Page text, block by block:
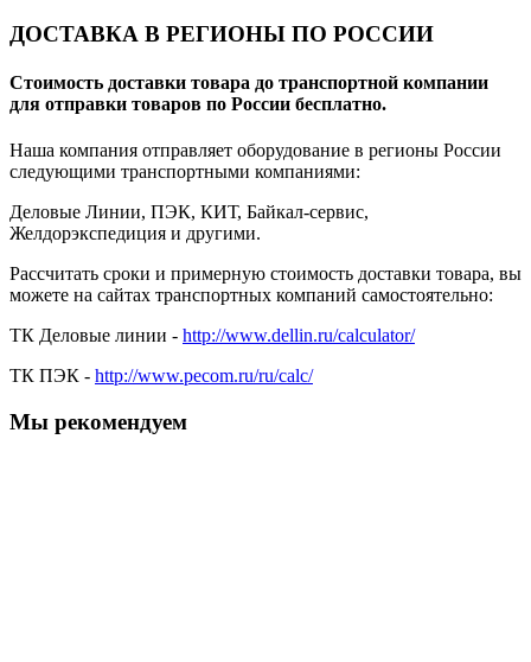
ДОСТАВКА В РЕГИОНЫ ПО РОССИИ
Стоимость доставки товара до транспортной компании
для отправки товаров по России бесплатно.
Наша компания отправляет оборудование в регионы России
следующими транспортными компаниями:
Деловые Линии, ПЭК, КИТ, Байкал-сервис,
Желдорэкспедиция и другими.
Рассчитать сроки и примерную стоимость доставки товара, вы
можете на сайтах транспортных компаний самостоятельно:
ТК Деловые линии - http://www.dellin.ru/calculator/
ТК ПЭК - http://www.pecom.ru/ru/calc/
Мы рекомендуем